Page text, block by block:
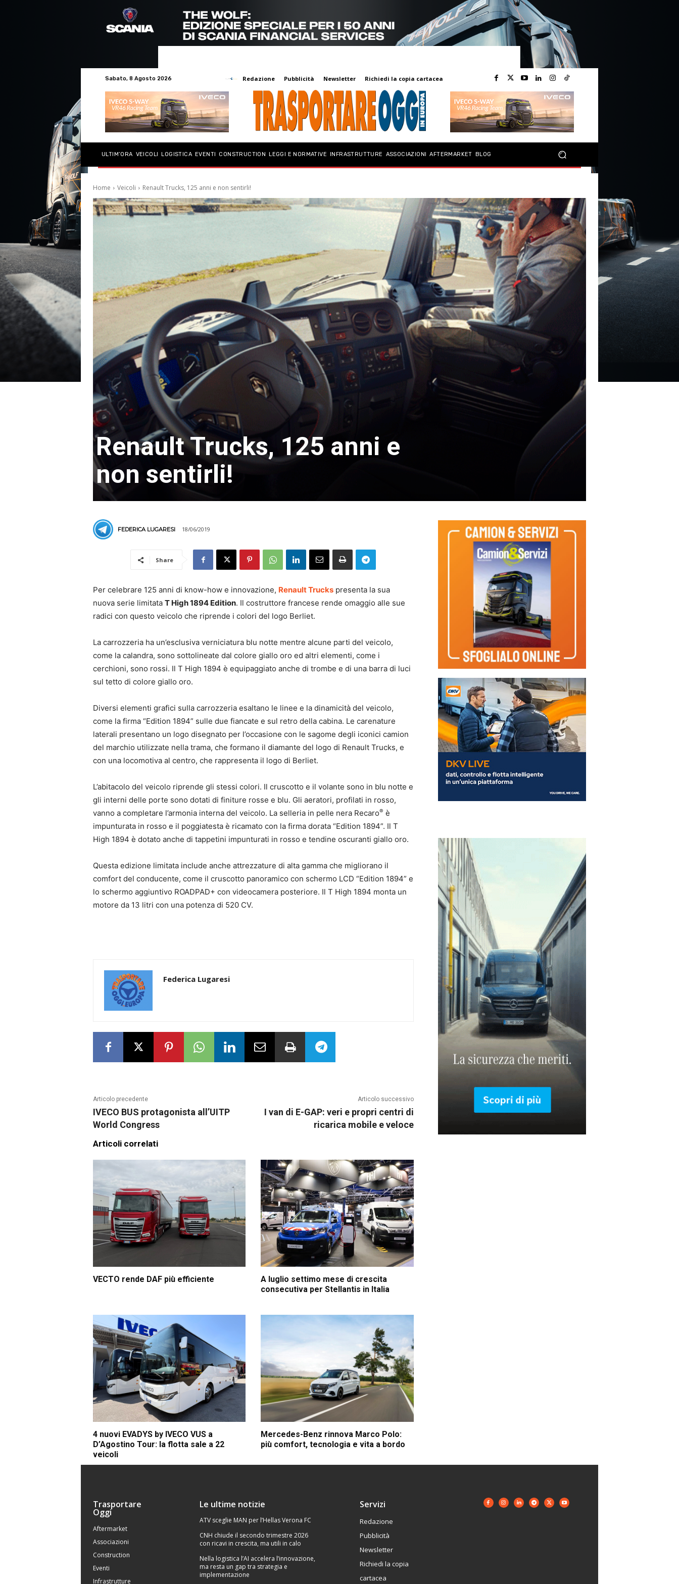
Sabato, 8 Agosto 2026 Redazione Pubblicità Newsletter Richiedi la copia cartacea
ULTIM’ORA VEICOLI LOGISTICA EVENTI CONSTRUCTION LEGGI E NORMATIVE INFRASTRUTTURE ASSOCIAZIONI AFTERMARKET BLOG
Home Veicoli Renault Trucks, 125 anni e non sentirli!
Renault Trucks, 125 anni e
non sentirli!
FEDERICA LUGARESI 18/06/2019
Share
Per celebrare 125 anni di know-how e innovazione, Renault Trucks presenta la sua
nuova serie limitata T High 1894 Edition. Il costruttore francese rende omaggio alle sue
radici con questo veicolo che riprende i colori del logo Berliet.
La carrozzeria ha un’esclusiva verniciatura blu notte mentre alcune parti del veicolo,
come la calandra, sono sottolineate dal colore giallo oro ed altri elementi, come i
cerchioni, sono rossi. Il T High 1894 è equipaggiato anche di trombe e di una barra di luci
sul tetto di colore giallo oro.
Diversi elementi grafici sulla carrozzeria esaltano le linee e la dinamicità del veicolo,
come la firma “Edition 1894” sulle due fiancate e sul retro della cabina. Le carenature
laterali presentano un logo disegnato per l’occasione con le sagome degli iconici camion
del marchio utilizzate nella trama, che formano il diamante del logo di Renault Trucks, e
con una locomotiva al centro, che rappresenta il logo di Berliet.
L’abitacolo del veicolo riprende gli stessi colori. Il cruscotto e il volante sono in blu notte e
gli interni delle porte sono dotati di finiture rosse e blu. Gli aeratori, profilati in rosso,
vanno a completare l’armonia interna del veicolo. La selleria in pelle nera Recaro® è
impunturata in rosso e il poggiatesta è ricamato con la firma dorata “Edition 1894”. Il T
High 1894 è dotato anche di tappetini impunturati in rosso e tendine oscuranti giallo oro.
Questa edizione limitata include anche attrezzature di alta gamma che migliorano il
comfort del conducente, come il cruscotto panoramico con schermo LCD “Edition 1894” e
lo schermo aggiuntivo ROADPAD+ con videocamera posteriore. Il T High 1894 monta un
motore da 13 litri con una potenza di 520 CV.
Federica Lugaresi
Articolo precedente
IVECO BUS protagonista all’UITP
World Congress
Articolo successivo
I van di E-GAP: veri e propri centri di
ricarica mobile e veloce
Articoli correlati
VECTO rende DAF più efficiente
A luglio settimo mese di crescita
consecutiva per Stellantis in Italia
4 nuovi EVADYS by IVECO VUS a
D’Agostino Tour: la flotta sale a 22
veicoli
Mercedes-Benz rinnova Marco Polo:
più comfort, tecnologia e vita a bordo
Trasportare
Oggi
Aftermarket
Associazioni
Construction
Eventi
Infrastrutture
Le ultime notizie
ATV sceglie MAN per l’Hellas Verona FC
CNH chiude il secondo trimestre 2026
con ricavi in crescita, ma utili in calo
Nella logistica l’AI accelera l’innovazione,
ma resta un gap tra strategia e
implementazione
Servizi
Redazione
Pubblicità
Newsletter
Richiedi la copia
cartacea